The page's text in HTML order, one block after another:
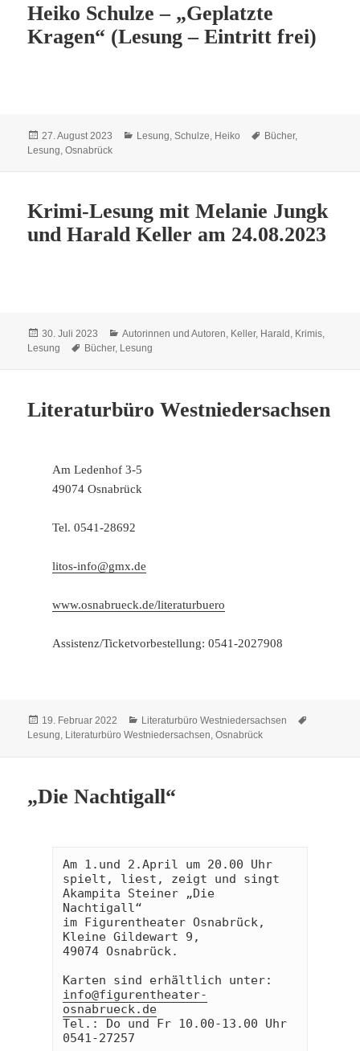
Heiko Schulze – „Geplatzte
Kragen“ (Lesung – Eintritt frei)
Veröffentlicht
am
27. August 2023 Kategorien
Lesung ,Schulze, Heiko Schlagwörter
Bücher,
Lesung ,Osnabrück
Krimi-Lesung mit Melanie Jungk
und Harald Keller am 24.08.2023
Veröffentlicht
am
30. Juli 2023 Kategorien
Autorinnen und Autoren, Keller, Harald , Krimis,
Lesung
Schlagwörter
Bücher, Lesung
Literaturbüro Westniedersachsen
Am Ledenhof 3-5
49074 Osnabrück
Tel. 0541-28692
litos-info@gmx.de
www.osnabrueck.de/literaturbuero
Assistenz/Ticketvorbestellung: 0541-2027908
Veröffentlicht
am
19. Februar 2022 Kategorien
Literaturbüro Westniedersachsen
Lesung, Literaturbüro Westniedersachsen,Osnabrück
„Die Nachtigall“
Am 1.und 2.April um 20.00 Uhr
spielt, liest, zeigt und singt
Akampita Steiner „Die
Nachtigall“
im Figurentheater Osnabrück,
Kleine Gildewart 9,
49074 Osnabrück.
info@figurentheater-
osnabrueck.de
Tel.: Do und Fr 10.00-13.00 Uhr
0541-27257